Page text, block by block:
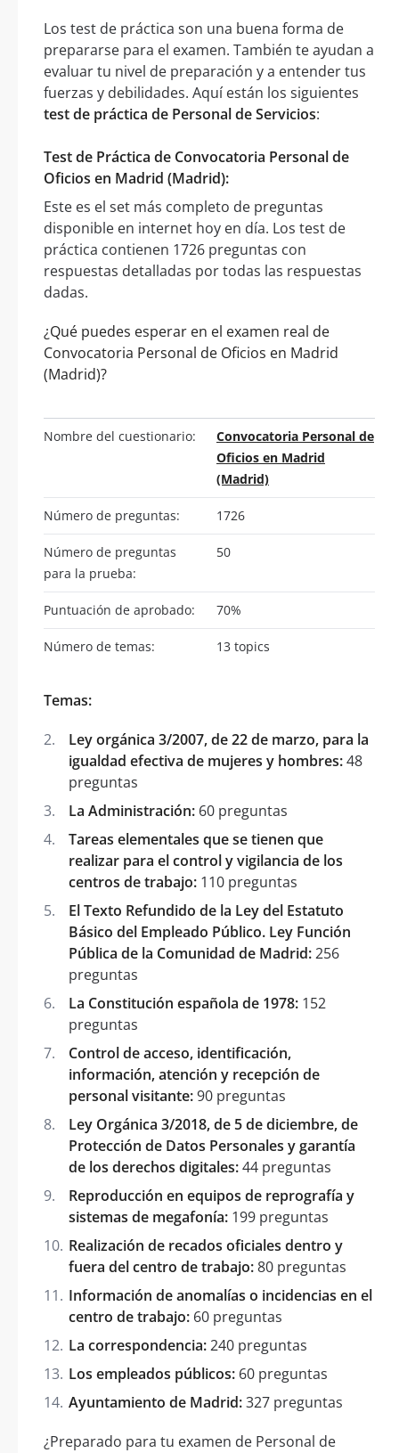
Los test de práctica son una buena forma de
prepararse para el examen. También te ayudan a
evaluar tu nivel de preparación y a entender tus
fuerzas y debilidades. Aquí están los siguientes
test de práctica de Personal de Servicios:
Test de Práctica de Convocatoria Personal de
Oficios en Madrid (Madrid):
Este es el set más completo de preguntas
disponible en internet hoy en día. Los test de
práctica contienen 1726 preguntas con
respuestas detalladas por todas las respuestas
dadas.
¿Qué puedes esperar en el examen real de
Convocatoria Personal de Oficios en Madrid
(Madrid)?
Nombre del cuestionario:
Convocatoria Personal de
Oficios en Madrid
(Madrid)
Número de preguntas: 1726
Número de preguntas
para la prueba:
50
Puntuación de aprobado: 70%
Número de temas: 13 topics
Temas:
Ley orgánica 3/2007, de 22 de marzo, para la
igualdad efectiva de mujeres y hombres:48
preguntas
La Administración: 60 preguntas
Tareas elementales que se tienen que
realizar para el control y vigilancia de los
centros de trabajo: 110 preguntas
El Texto Refundido de la Ley del Estatuto
Básico del Empleado Público. Ley Función
Pública de la Comunidad de Madrid:256
preguntas
La Constitución española de 1978: 152
preguntas
Control de acceso, identificación,
información, atención y recepción de
personal visitante:90 preguntas
Ley Orgánica 3/2018, de 5 de diciembre, de
Protección de Datos Personales y garantía
de los derechos digitales:44 preguntas
Reproducción en equipos de reprografía y
sistemas de megafonía: 199 preguntas
Realización de recados oficiales dentro y
fuera del centro de trabajo:80 preguntas
Información de anomalías o incidencias en el
centro de trabajo: 60 preguntas
La correspondencia:240 preguntas
Los empleados públicos: 60 preguntas
Ayuntamiento de Madrid:327 preguntas
¿Preparado para tu examen de Personal de